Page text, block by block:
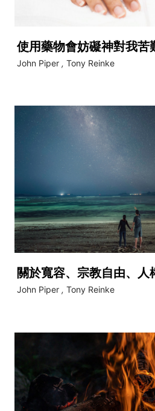
使用藥物會妨礙神對我苦
John Piper , Tony Reinke
關於寬容、宗教自由、人
John Piper , Tony Reinke